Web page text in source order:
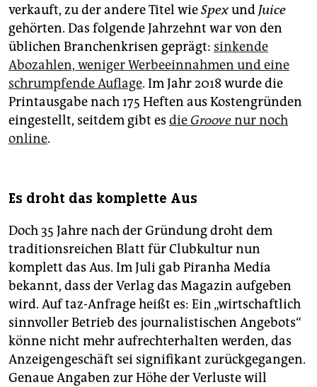
verkauft, zu der andere Titel wieSpexund Juice
gehörten. Das folgende Jahrzehnt war von den
üblichen Branchenkrisen geprägt: sinkende
Abozahlen, weniger Werbeeinnahmen und eine
schrumpfende Auflage. Im Jahr 2018 wurde die
Print­aus­gabe nach 175 Heften aus Kostengründen
eingestellt, seitdem gibt es dieGroovenur noch
online.
Es droht das komplette Aus
Doch 35 Jahre nach der Gründung droht dem
traditionsreichen Blatt für Clubkultur nun
komplett das Aus. Im Juli gab Piranha Media
bekannt, dass der Verlag das Magazin aufgeben
wird. Auf taz-Anfrage heißt es: Ein „wirtschaftlich
sinnvoller Betrieb des journalistischen Angebots“
könne nicht mehr aufrechterhalten werden, das
Anzeigengeschäft sei signifikant zurückgegangen.
Genaue Angaben zur Höhe der Verluste will